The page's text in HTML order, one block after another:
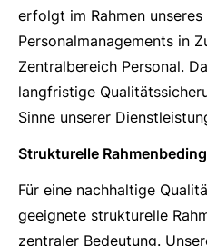
erfolgt im Rahmen
Personalmanagements in
Zentralbereich Personal.
langfristige
Sinne unserer
Strukturelle
Für eine nachhaltige
geeignete strukturelle
zentraler Bedeutung.